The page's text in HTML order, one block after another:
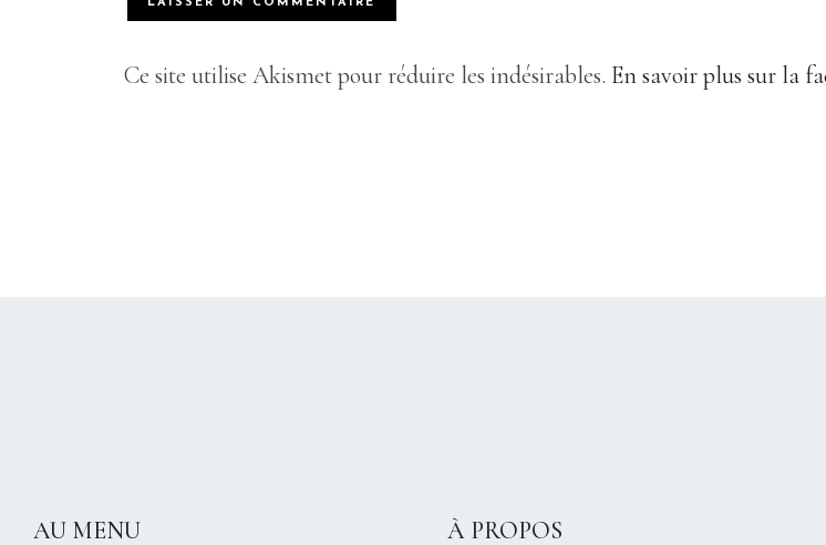
Ce site utilise Akismet pour réduire les indésirables. En savoir plus sur la
AU MENU À PROPOS